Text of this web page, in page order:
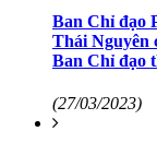
Ban Chỉ đạo
Thái Nguyên
Ban Chỉ đạo
(27/03/2023)